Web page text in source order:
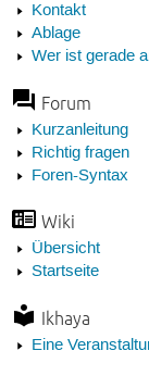
Kontakt
Ablage
Wer ist gerade
Forum
Kurzanleitung
Richtig fragen
Foren-Syntax
Wiki
Übersicht
Startseite
Ikhaya
Eine